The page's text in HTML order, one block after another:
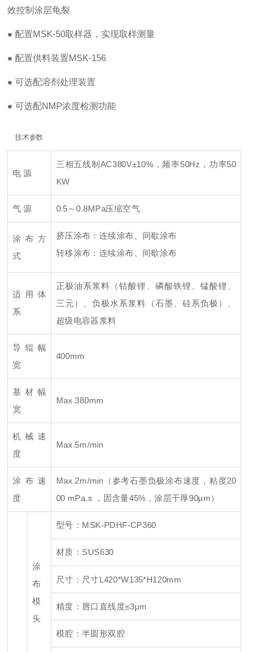
效控制涂层龟裂
● 配置MSK-50取样器，实现取样测量
● 配置供料装置MSK-156
● 可选配溶剂处理装置
● 可选配NMP浓度检测功能
技术参数
电 源
三相五线制AC380V±10%，频率50Hz，功率50
KW
气 源 0.5～0.8MPa压缩空气
涂布方
式
挤压涂布：连续涂布、间歇涂布
转移涂布：连续涂布、间歇涂布
适用体
系
正极油系浆料（钴酸锂、磷酸铁锂、锰酸锂、
三元）、负极水系浆料（石墨、硅系负极）、
超级电容器浆料
导辊幅
宽
400mm
基材幅
宽
Max.380mm
机械速
度
Max.5m/min
涂布速
度
Max.2m/min（参考石墨负极涂布速度，粘度20
00 mPa.s ，固含量45%，涂层干厚90μm）
涂
布
模
头
型号：MSK-PDHF-CP360
材质：SUS630
尺寸：尺寸L420*W135*H120mm
精度：唇口直线度≤3μm
模腔：半圆形双腔